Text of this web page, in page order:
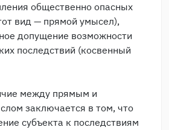
общественно опасных
вид — прямой умысел),
допущение возможности
последствий (косвенный
между прямым и
заключается в том, что
субъекта к последствиям